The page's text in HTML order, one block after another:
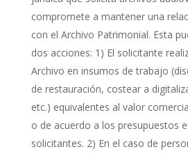
compromete a mantener una
con el Archivo Patrimonial. Esta
dos acciones: 1) El solicitante
Archivo en insumos de trabajo
de restauración, costear a
etc.) equivalentes al valor
o de acuerdo a los presupuestos
solicitantes. 2) En el caso de